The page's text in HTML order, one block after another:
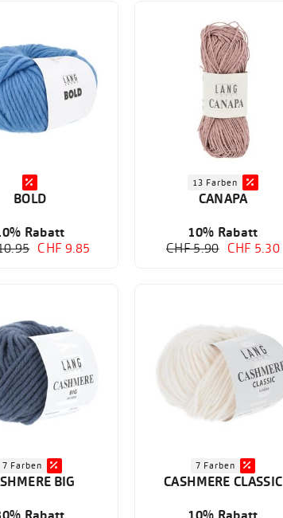
BOLD
Rabatt
CHF 9.85
13 Farben
CANAPA
10% Rabatt
CHF 5.90 CHF 5.30
7 Farben
BIG
7 Farben
CASHMERE CLASSIC